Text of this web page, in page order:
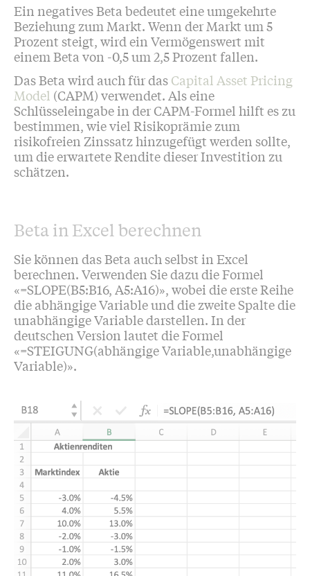
Ein negatives Beta bedeutet eine umgekehrte
Beziehung zum Markt. Wenn der Markt um 5
Prozent steigt, wird ein Vermögenswert mit
einem Beta von -0,5 um 2,5 Prozent fallen.
Das Beta wird auch für dasCapital Asset Pricing
Model (CAPM) verwendet. Als eine
Schlüsseleingabe in der CAPM-Formel hilft es zu
bestimmen, wie viel Risikoprämie zum
risikofreien Zinssatz hinzugefügt werden sollte,
um die erwartete Rendite dieser Investition zu
schätzen.
Beta in Excel berechnen
Sie können das Beta auch selbst in Excel
berechnen. Verwenden Sie dazu die Formel
«=SLOPE(B5:B16, A5:A16)», wobei die erste Reihe
die abhängige Variable und die zweite Spalte die
unabhängige Variable darstellen. In der
deutschen Version lautet die Formel
«=STEIGUNG(abhängige Variable,unabhängige
Variable)».